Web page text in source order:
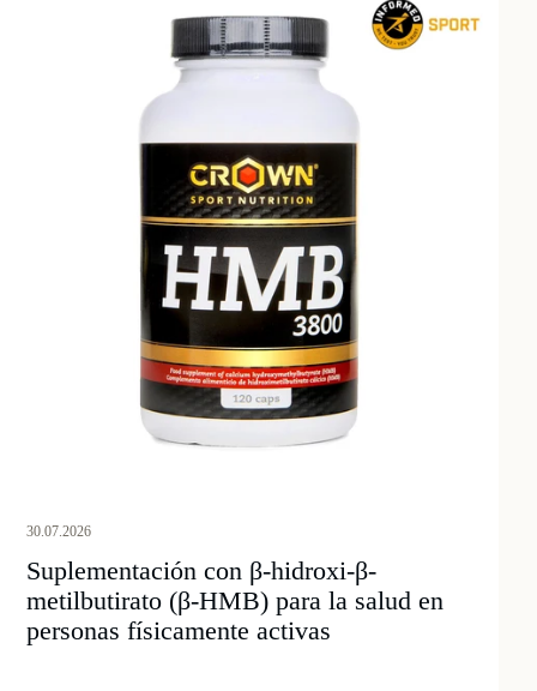
30.07.2026
Suplementación con β-hidroxi-β-
metilbutirato (β-HMB) para la salud en
personas físicamente activas